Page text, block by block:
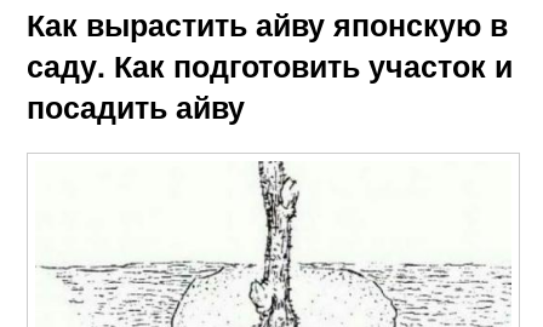
Как вырастить айву японскую в
саду. Как подготовить участок и
посадить айву